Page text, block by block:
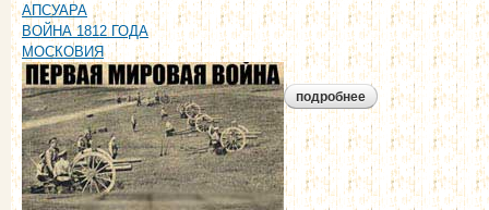
АПСУАРА
ВОЙНА 1812 ГОДА
МОСКОВИЯ
подробнее о эрфуртская